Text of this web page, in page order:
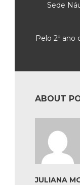
Sede
Pelo 2º
ABOUT
JULIANA